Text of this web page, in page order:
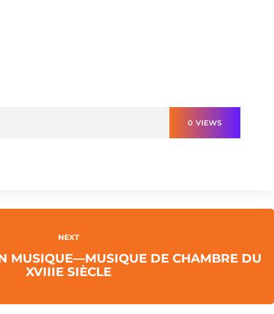
0 VIEWS
NEXT
MUSIQUE—MUSIQUE DE CHAMBRE DU
XVIIIE SIÈCLE